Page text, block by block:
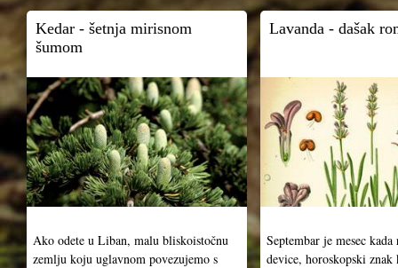
Kedar - šetnja mirisnom
šumom
Ako odete u Liban, malu bliskoistočnu
zemlju koju uglavnom povezujemo s
Lavanda - dašak
Septembar je mesec kada
device, horoskopski znak